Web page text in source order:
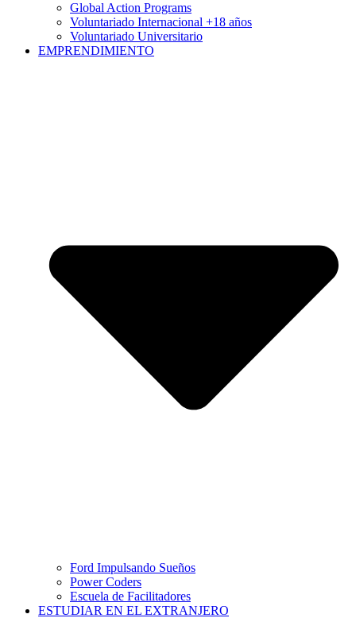
Global Action Programs
Voluntariado Internacional +18 años
Voluntariado Universitario
EMPRENDIMIENTO
Ford Impulsando Sueños
Power Coders
Escuela de Facilitadores
ESTUDIAR EN EL EXTRANJERO